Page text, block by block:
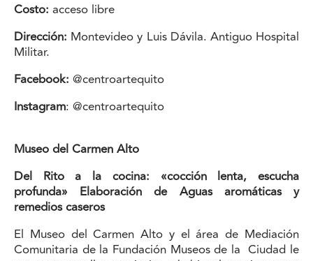
Costo: acceso libre
Dirección: Montevideo y Luis Dávila. Antiguo Hospital
Militar.
Facebook: @centroartequito
Instagram: @centroartequito
Museo del Carmen Alto
Del Rito a la cocina: «cocción lenta, escucha
profunda» Elaboración de Aguas aromáticas y
remedios caseros
El Museo del Carmen Alto y el área de Mediación
Comunitaria de la Fundación Museos de la Ciudad le